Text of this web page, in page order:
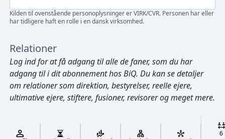
Cmd/Ctrl + K
Kilden til ovenstående personoplysninger er VIRK/CVR. Personen har eller
har tidligere haft en rolle i en dansk virksomhed.
Relationer
Log indfor at få adgang til alle de faner, som du har
adgang til i dit abonnement hos BiQ. Du kan se detaljer
om relationer som direktion, bestyrelser, reelle ejere,
ultimative ejere, stiftere, fusioner, revisorer og meget mere.
6